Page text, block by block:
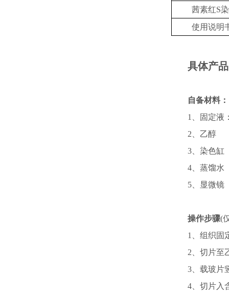
茜素红S
使用说明
具体产
自备材料：
1、固定液
2、乙醇
3、染色缸
4、蒸馏水
5、显微镜
操作步骤(
1、组织固
2、切片
3、载玻片
4、切片入